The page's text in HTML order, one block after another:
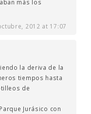
más los
2012 at 17:07
la deriva de la
tiempos hasta
de
Jurásico con